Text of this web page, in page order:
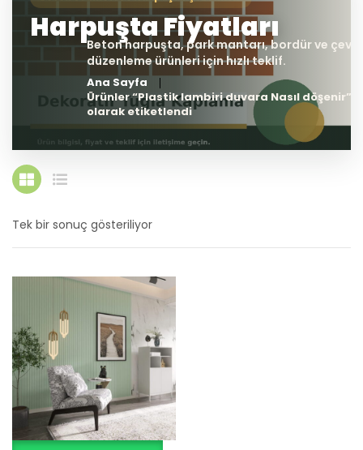
Ana Sayfa
Ürünler “Plastik lambiri duvara Nasıl döşenir”
olarak etiketlendi
Tek bir sonuç gösteriliyor